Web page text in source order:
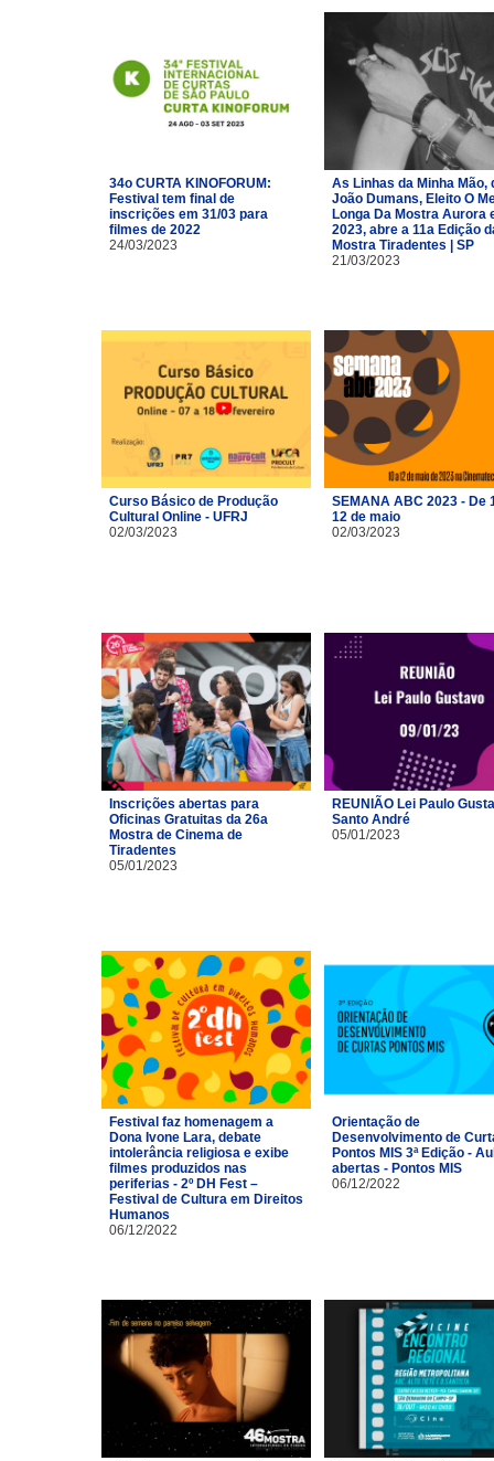
34o CURTA KINOFORUM:
Festival tem final de
inscrições em 31/03 para
filmes de 2022
24/03/2023
As Linhas da Minha Mão,
João Dumans, Eleito O
Longa Da Mostra Aurora
2023, abre a 11a Edição
Mostra Tiradentes | SP
21/03/2023
Curso Básico de Produção
Cultural Online - UFRJ
02/03/2023
SEMANA ABC 2023 - De
12 de maio
02/03/2023
Inscrições abertas para
Oficinas Gratuitas da 26a
Mostra de Cinema de
Tiradentes
05/01/2023
REUNIÃO Lei Paulo
Santo André
05/01/2023
Festival faz homenagem a
Dona Ivone Lara, debate
intolerância religiosa e exibe
filmes produzidos nas
periferias - 2º DH Fest –
Festival de Cultura em Direitos
Humanos
06/12/2022
Orientação de
Desenvolvimento de
Pontos MIS 3ª Edição -
abertas - Pontos MIS
06/12/2022